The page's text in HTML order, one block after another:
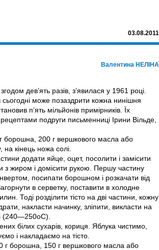
03.08.2011
Валентина НЕЛІНА
дев’ять разів, з’явилася у 1961 році.
сьогодні може позаздрити кожна нинішня
п’ять мільйонів примірників. Їх
подруги письменниці Ірини Вільде,
борошна, 200 г вершкового масла або
кінець ножа солі.
додати яйце, оцет, посолити і замісити
з жиром і домісити рукою. Першу частину
посипати борошном і розкачати від
в серветку, поставити в холодне
Тоді розділити тісто на дві частини, кожну
накласти начинку, зліпити, викласти на
(240—250оС).
білих сухарів, кориця. Яблука чистимо,
і накладаємо на тісто.
г борошна, 150 г вершкового масла або